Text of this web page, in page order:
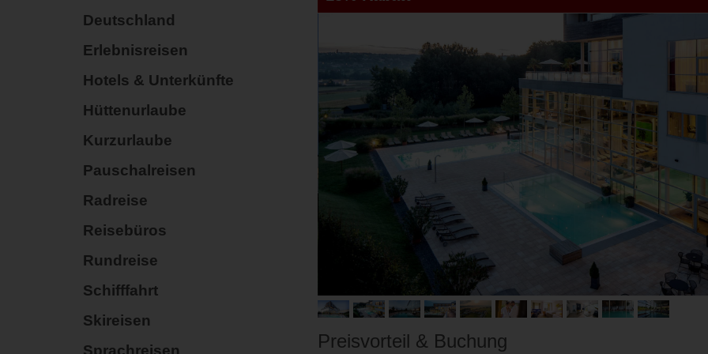
Deutschland
Erlebnisreisen
Hotels & Unterkünfte
Hüttenurlaube
Kurzurlaube
Pauschalreisen
Radreise
Reisebüros
Rundreise
Schifffahrt
Skireisen
Sprachreisen
Preisvorteil & Buchung